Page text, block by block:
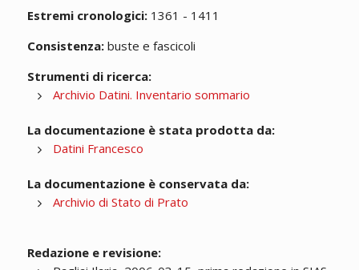
Estremi cronologici:1361 - 1411
Consistenza:buste e fascicoli
Strumenti di ricerca:
Archivio Datini. Inventario sommario
La documentazione è stata prodotta da:
Datini Francesco
La documentazione è conservata da:
Archivio di Stato di Prato
Redazione e revisione: